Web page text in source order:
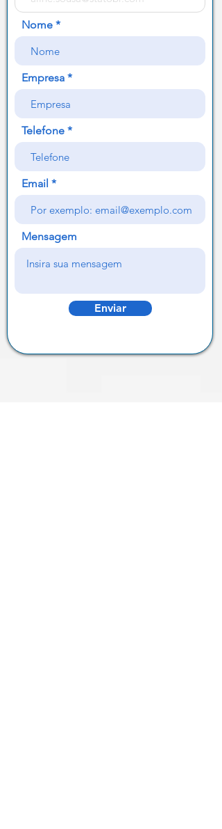
Nome
Empresa
Telefone
Email
Mensagem
Enviar